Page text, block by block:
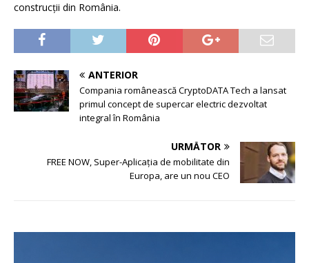
construcții din România.
ANTERIOR
Compania românească CryptoDATA Tech a lansat
primul concept de supercar electric dezvoltat
integral în România
URMĂTOR
FREE NOW, Super-Aplicația de mobilitate din
Europa, are un nou CEO